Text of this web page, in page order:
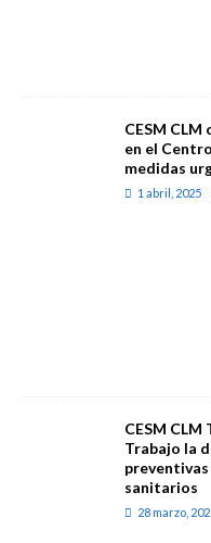
CESM
en el
medidas
1 abril, 2025
CESM
Trabajo la
sanitarios
28 marzo,